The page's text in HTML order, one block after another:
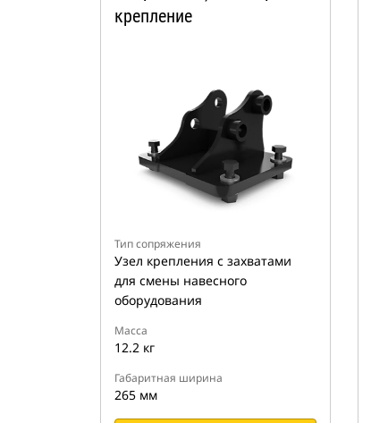
крепление
Тип сопряжения
Узел крепления с захватами
для смены навесного
оборудования
Масса
12.2 кг
Габаритная ширина
265 мм